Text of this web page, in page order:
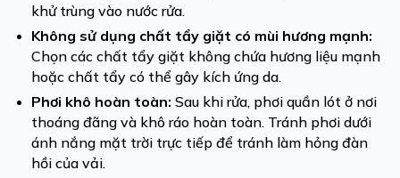
khử trùng vào nước rửa.
Không sử dụng chất tẩy giặt có mùi hương mạnh:
Chọn các chất tẩy giặt không chứa hương liệu mạnh
hoặc chất tẩy có thể gây kích ứng da.
Phơi khô hoàn toàn: Sau khi rửa, phơi quần lót ở nơi
thoáng đãng và khô ráo hoàn toàn. Tránh phơi dưới
ánh nắng mặt trời trực tiếp để tránh làm hỏng đàn
hồi của vải.